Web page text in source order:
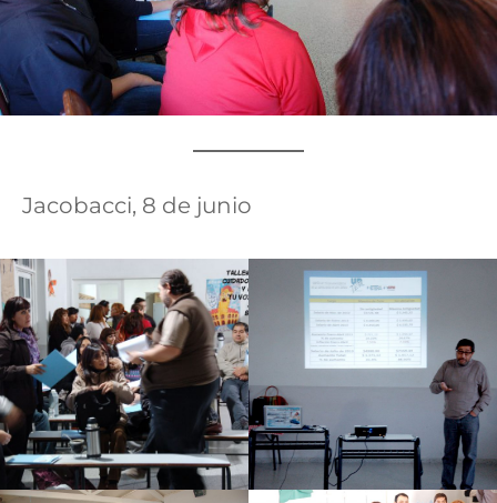
Jacobacci, 8 de junio